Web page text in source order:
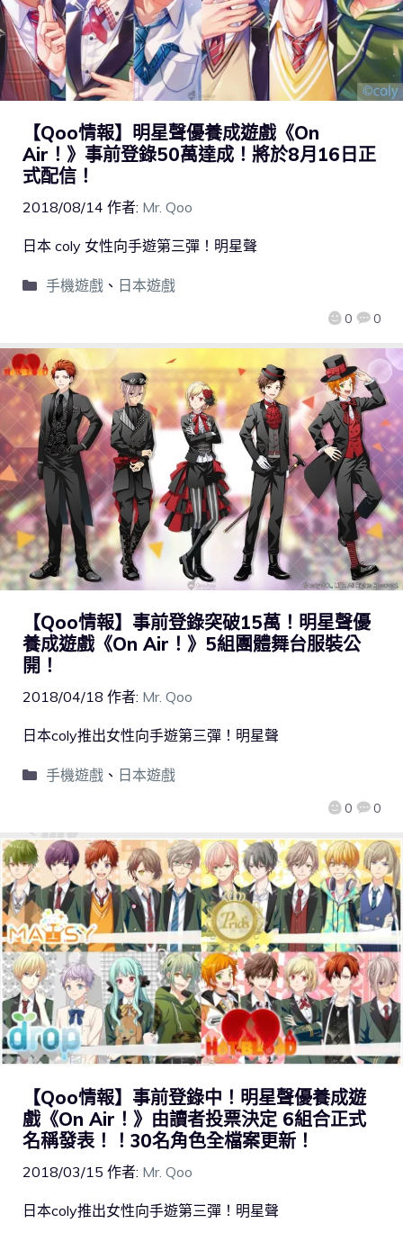
【Qoo情報】明星聲優養成遊戲《On
Air！》事前登錄50萬達成！將於8月16日正
式配信！
2018/08/14 作者: Mr. Qoo
0 0
日本 coly 女性向手遊第三彈！明星聲
手機遊戲、 日本遊戲
【Qoo情報】事前登錄突破15萬！明星聲優
養成遊戲《On Air！》5組團體舞台服裝公
開！
2018/04/18 作者: Mr. Qoo
0 0
日本coly推出女性向手遊第三彈！明星聲
手機遊戲、 日本遊戲
【Qoo情報】事前登錄中！明星聲優養成遊
戲《On Air！》由讀者投票決定 6組合正式
名稱發表！！30名角色全檔案更新！
2018/03/15 作者: Mr. Qoo
日本coly推出女性向手遊第三彈！明星聲